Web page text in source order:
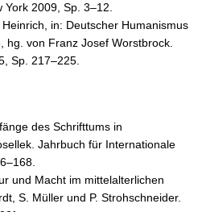
York 2009, Sp. 3–12.
in: Deutscher Humanismus
hg. von Franz Josef Worstbrock.
Sp. 217–225.
des Schrifttums in
Jahrbuch für Internationale
und Macht im mittelalterlichen
S. Müller und P. Strohschneider.